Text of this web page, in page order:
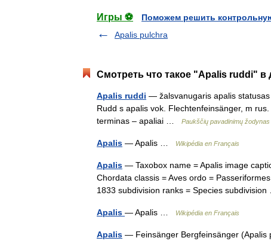
Игры ⚽
Поможем решить
Apalis pulchra
Смотреть что такое "Apalis ruddi" в
Apalis ruddi — žalsvanugaris apalis statusas
Rudd s apalis vok. Flechtenfeinsänger, m
terminas – apaliai …
Paukščių pavadinimų žodynas
Apalis — Apalis … Wikipédia en Français
Apalis — Taxobox name = Apalis image
Chordata classis = Aves ordo =
1833 subdivision ranks = Species
Apalis — Apalis … Wikipédia en Français
Apalis — Feinsänger Bergfeinsänger